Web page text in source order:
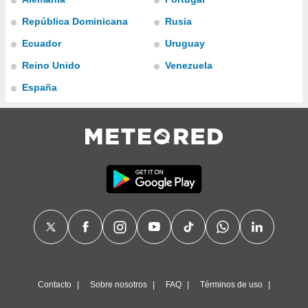
en
más
y
aceptar
República Dominicana
Ecuador
Reino Unido
España
Rusia
Uruguay
Venezuela
Contacto Sobre nosotros FAQ Términos de uso